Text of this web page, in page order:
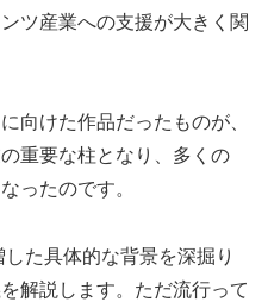
ツ産業への支援が大きく関
向けた作品だったものが、
重要な柱となり、多くの
ったのです。
た具体的な背景を深掘り
解説します。ただ流行って